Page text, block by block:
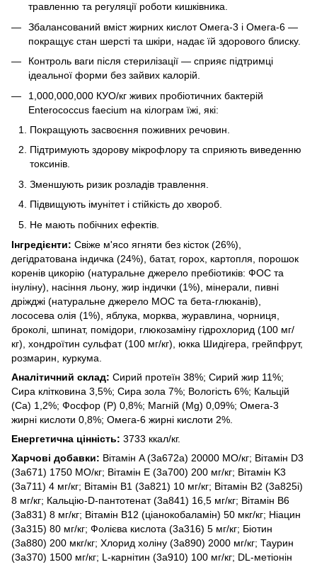
травленню та регуляції роботи кишківника.
Збалансований вміст жирних кислот Омега-3 і Омега-6 —
покращує стан шерсті та шкіри, надає їй здорового блиску.
Контроль ваги після стерилізації — сприяє підтримці
ідеальної форми без зайвих калорій.
1,000,000,000 КУО/кг живих пробіотичних бактерій
Enterococcus faecium на кілограм їжі, які:
Покращують засвоєння поживних речовин.
Підтримують здорову мікрофлору та сприяють виведенню
токсинів.
Зменшують ризик розладів травлення.
Підвищують імунітет і стійкість до хвороб.
Не мають побічних ефектів.
Інгредієнти: Свіже м'ясо ягняти без кісток (26%),
дегідратована індичка (24%), батат, горох, картопля, порошок
коренів цикорію (натуральне джерело пребіотиків: ФОС та
інуліну), насіння льону, жир індички (1%), мінерали, пивні
дріжджі (натуральне джерело МОС та бета-глюканів),
лососева олія (1%), яблука, морква, журавлина, чорниця,
броколі, шпинат, помідори, глюкозаміну гідрохлорид (100 мг/
кг), хондроїтин сульфат (100 мг/кг), юкка Шидігера, грейпфрут,
розмарин, куркума.
Аналітичний склад: Сирий протеїн 38%; Сирий жир 11%;
Сира клітковина 3,5%; Сира зола 7%; Вологість 6%; Кальцій
(Ca) 1,2%; Фосфор (P) 0,8%; Магній (Mg) 0,09%; Омега-3
жирні кислоти 0,8%; Омега-6 жирні кислоти 2%.
Енергетична цінність: 3733 ккал/кг.
Харчові добавки: Вітамін A (3a672a) 20000 МО/кг; Вітамін D3
(3a671) 1750 МО/кг; Вітамін E (3a700) 200 мг/кг; Вітамін K3
(3a711) 4 мг/кг; Вітамін B1 (3a821) 10 мг/кг; Вітамін B2 (3a825i)
8 мг/кг; Кальцію-D-пантотенат (3a841) 16,5 мг/кг; Вітамін B6
(3a831) 8 мг/кг; Вітамін B12 (ціанокобаламін) 50 мкг/кг; Ніацин
(3a315) 80 мг/кг; Фолієва кислота (3a316) 5 мг/кг; Біотин
(3a880) 200 мкг/кг; Хлорид холіну (3a890) 2000 мг/кг; Таурин
(3a370) 1500 мг/кг; L-карнітин (3a910) 100 мг/кг; DL-метіонін